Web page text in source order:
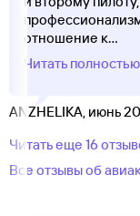
отношение к...
Читать полностью
ANZHELIKA, июнь
Читать еще 16
Все отзывы об